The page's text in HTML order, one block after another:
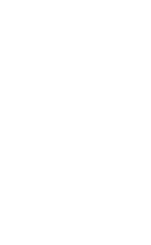
inak, majú izby